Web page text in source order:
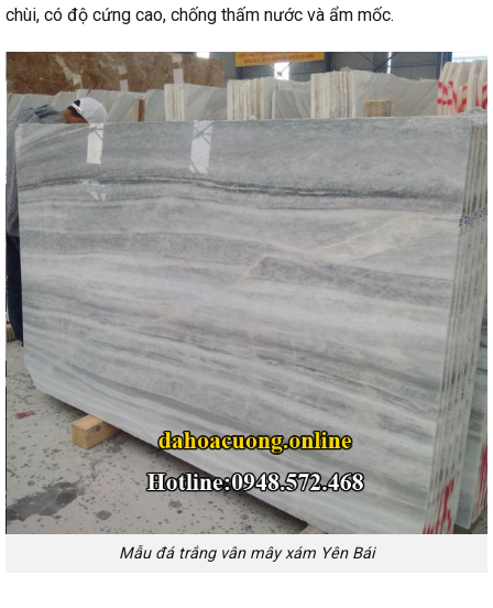
chùi, có độ cứng cao, chống thấm nước và ẩm mốc.
Mẫu đá trắng vân mây xám Yên Bái